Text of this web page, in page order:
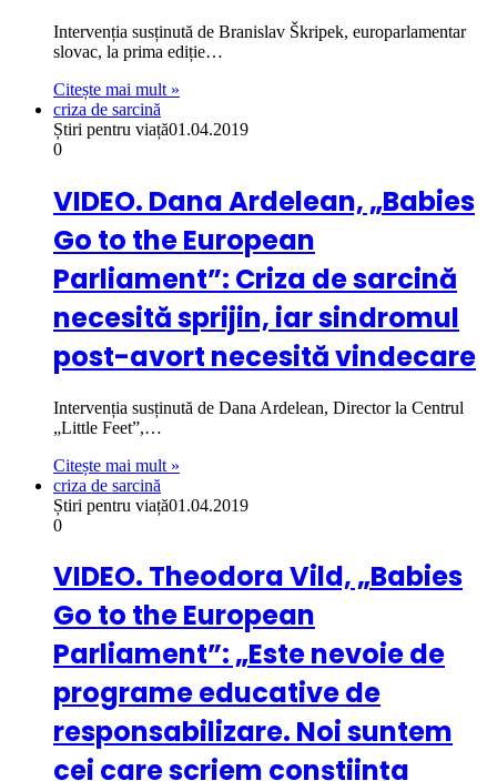
Intervenția susținută de Branislav Škripek, europarlamentar
slovac, la prima ediție…
Citește mai mult »
criza de sarcină
Știri pentru viață01.04.2019
0
VIDEO. Dana Ardelean, „Babies
Go to the European
Parliament”: Criza de sarcină
necesită sprijin, iar sindromul
post-avort necesită vindecare
Intervenția susținută de Dana Ardelean, Director la Centrul
„Little Feet”,…
Citește mai mult »
criza de sarcină
Știri pentru viață01.04.2019
0
VIDEO. Theodora Vild, „Babies
Go to the European
Parliament”: „Este nevoie de
programe educative de
responsabilizare. Noi suntem
cei care scriem conștiința